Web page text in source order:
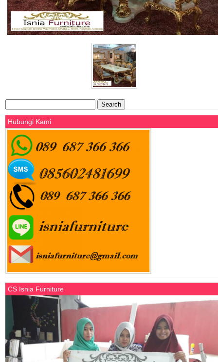
for:
Hubungi Kami
CS Isnia Furniture